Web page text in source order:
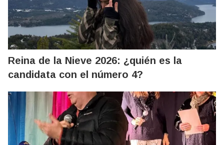
Reina de la Nieve 2026: ¿quién es la
candidata con el número 4?